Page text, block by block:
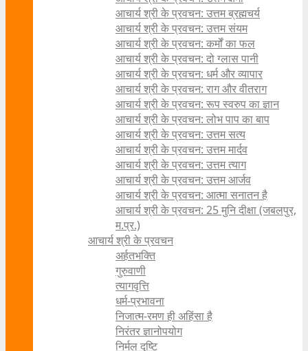
आचार्य श्री के प्रवचन: उत्तम ब्रह्मचर्य
आचार्य श्री के प्रवचन: उत्तम संयम
आचार्य श्री के प्रवचन: कर्मों का फल
आचार्य श्री के प्रवचन: दो ग्लास पानी
आचार्य श्री के प्रवचन: धर्म और व्यापार
आचार्य श्री के प्रवचन: राग और वीतराग
आचार्य श्री के प्रवचन: रूप स्वरुप का ज्ञान
आचार्य श्री के प्रवचन: लोभ पाप का बाप
आचार्य श्री के प्रवचन: उत्तम सत्य
आचार्य श्री के प्रवचन: उत्तम मार्दव
आचार्य श्री के प्रवचन: उत्तम त्याग
आचार्य श्री के प्रवचन: उत्तम आर्जव
आचार्य श्री के प्रवचन: आत्मा सनातन है
आचार्य श्री के प्रवचन: 25 मुनि दीक्षा (जबलपुर,
म.प्र.)
आचार्य श्री के प्रवचन
अर्हतभक्ति
गुरुवाणी
त्यागवृत्ति
धर्म-प्रभावना
निजात्म-रमण ही अहिंसा है
निरंतर ज्ञानोपयोग
निर्मल दृष्टि